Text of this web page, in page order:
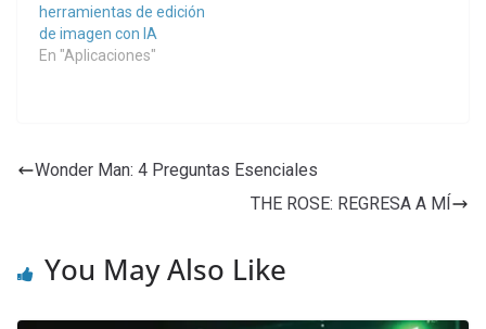
herramientas de edición
de imagen con IA
En "Aplicaciones"
Wonder Man: 4 Preguntas Esenciales
THE ROSE: REGRESA A MÍ
You May Also Like